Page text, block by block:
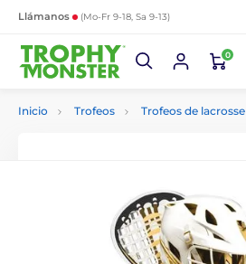
Llámanos (Mo-Fr 9-18, Sa 9-13)
0
Inicio Trofeos Trofeos de lacrosse